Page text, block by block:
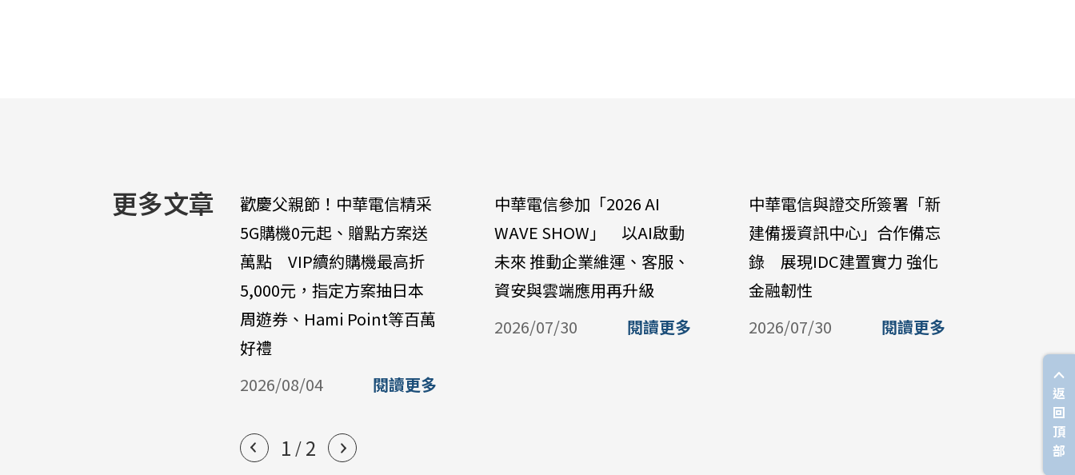
更多文章
歡慶父親節！中華電信精采
5G購機0元起、贈點方案送
萬點 VIP續約購機最高折
5,000元，指定方案抽日本
周遊券、Hami Point等百萬
好禮
2026/08/04
閱讀更多
中華電信參加「2026 AI
WAVE SHOW」 以AI啟動
未來 推動企業維運、客服、
資安與雲端應用再升級
2026/07/30
閱讀更多
中華電信與證交所簽署「新
建備援資訊中心」合作備忘
錄 展現IDC建置實力 強化
金融韌性
2026/07/30
閱讀更多
2026/07/
1 / 2
返
回
頂
部